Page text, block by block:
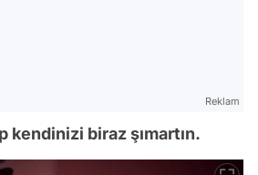
Reklam
kendinizi biraz şımartın.